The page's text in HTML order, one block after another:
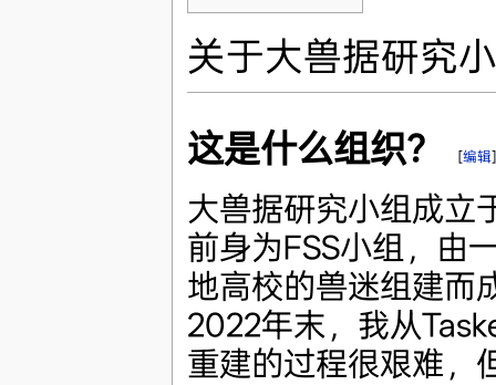
关于大兽据研究
这是什么组织？ [编辑]
大兽据研究小组成立
前身为FSS小组，由
地高校的兽迷组建而
2022年末，我从
重建的过程很艰难，